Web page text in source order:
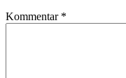
Kommentar *